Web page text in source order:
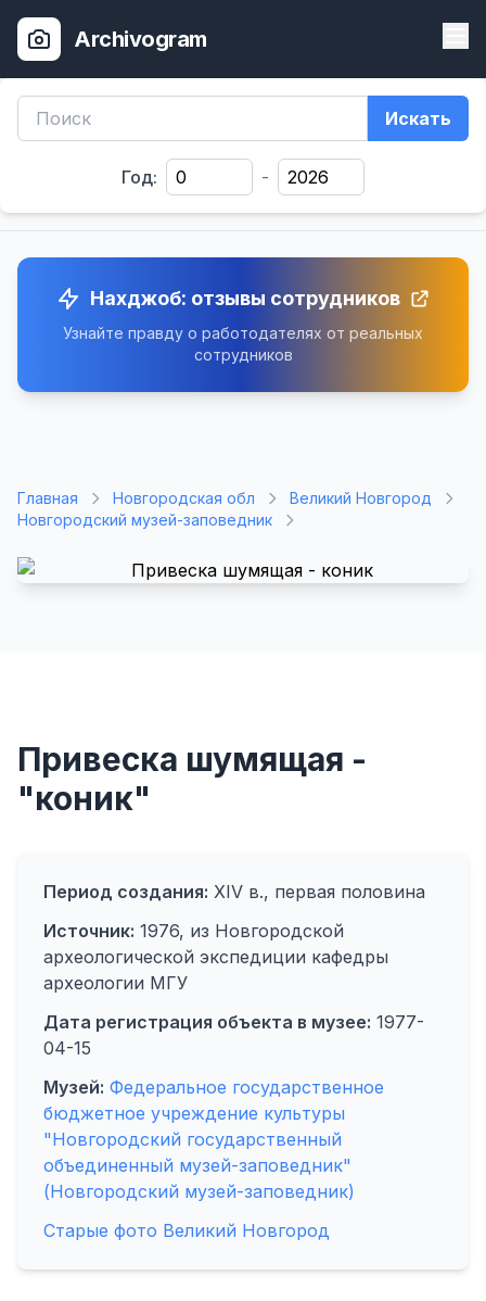
Archivogram
Искать
Год: -
Нахджоб: отзывы сотрудников
Узнайте правду о работодателях от реальных
сотрудников
Главная Новгородская обл
Великий Новгород
Новгородский музей-заповедник
Привеска шумящая -
"коник"
Период создания: XIV в., первая половина
Источник: 1976, из Новгородской
археологической экспедиции кафедры
археологии МГУ
Дата регистрация объекта в музее: 1977-
04-15
Музей: Федеральное государственное
бюджетное учреждение культуры
"Новгородский государственный
объединенный музей-заповедник"
(Новгородский музей-заповедник)
Старые фото Великий Новгород